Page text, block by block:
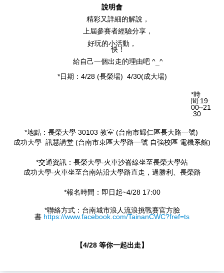
說明會
精彩又詳細的解說，
上屆參賽者經驗分享，
好玩的小活動，
快！
給自己一個出走的理由吧 ^_^
*日期：4/28 (長榮場) 4/30(成大場)
*時
間:19:
00~21
:30
*地點：長榮大學 30103 教室 (台南市歸仁區長大路一號)
成功大學 訊慧講堂 (台南市東區大學路一號 自強校區 電機系館)
*交通資訊：長榮大學-火車沙崙線坐至長榮大學站
成功大學-火車坐至台南站沿大學路直走，過勝利、長榮路
*報名時間：即日起~4/28 17:00
*聯絡方式：台南城市浪人流浪挑戰賽官方臉
書 https://www.facebook.com/TainanCWC?fref=ts
【4/28 等你一起出走】